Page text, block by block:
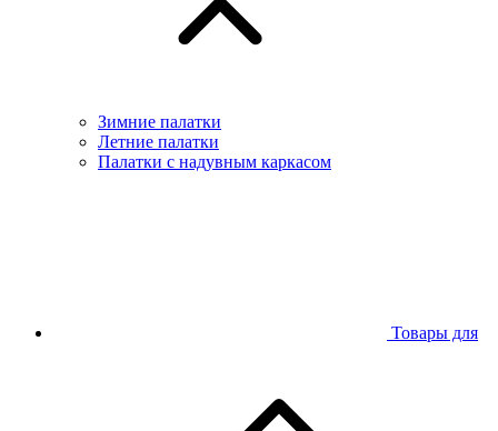
Зимние палатки
Летние палатки
Палатки с надувным каркасом
Товары для